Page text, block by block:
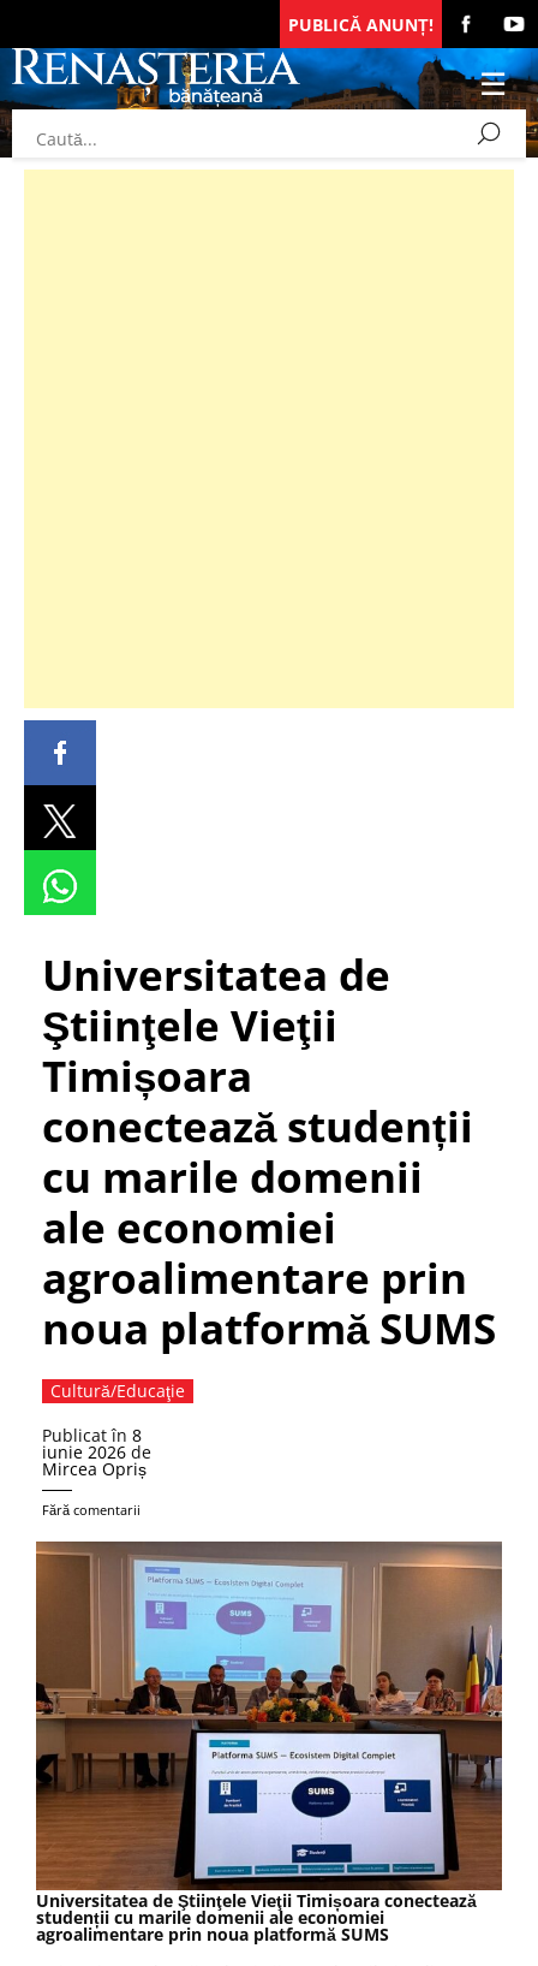
PUBLICĂ ANUNȚ!
Universitatea de
Ştiinţele Vieţii
Timișoara
conectează studenții
cu marile domenii
ale economiei
agroalimentare prin
noua platformă SUMS
Cultură/Educaţie
Publicat în 8
iunie 2026 de
Mircea Opriș
Fără comentarii
Universitatea de Ştiinţele Vieţii Timișoara conectează
studenții cu marile domenii ale economiei
agroalimentare prin noua platformă SUMS